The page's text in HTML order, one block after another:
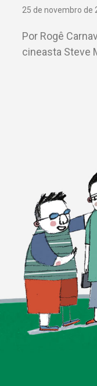
25 de novembro de
Por Rogê
cineasta Steve